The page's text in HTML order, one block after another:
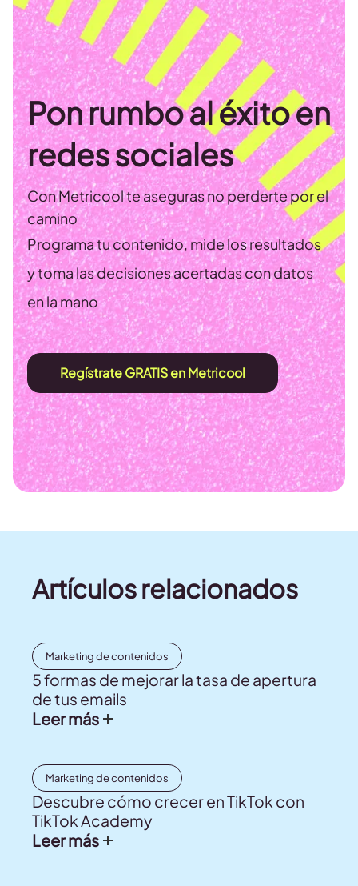
Pon rumbo al éxito en
redes sociales
Con Metricool te aseguras no perderte por el
camino
Programa tu contenido, mide los resultados
y toma las decisiones acertadas con datos
en la mano
Regístrate GRATIS en Metricool
Artículos relacionados
Marketing de contenidos
5 formas de mejorar la tasa de apertura
de tus emails
Leer más
Marketing de contenidos
Descubre cómo crecer en TikTok con
TikTok Academy
Leer más